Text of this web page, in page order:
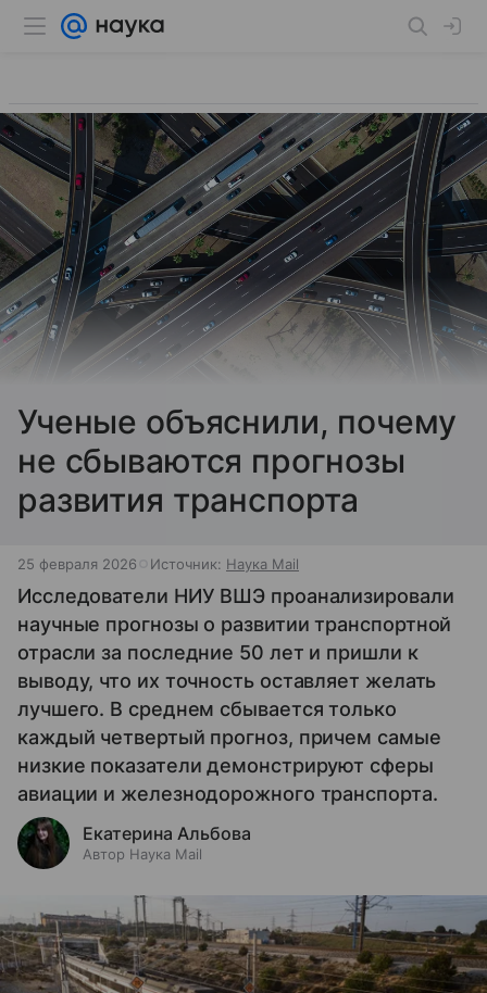
Ученые объяснили, почему
не сбываются прогнозы
развития транспорта
25 февраля 2026 Источник: Наука Mail
Исследователи НИУ ВШЭ проанализировали
научные прогнозы о развитии транспортной
отрасли за последние 50 лет и пришли к
выводу, что их точность оставляет желать
лучшего. В среднем сбывается только
каждый четвертый прогноз, причем самые
низкие показатели демонстрируют сферы
авиации и железнодорожного транспорта.
Екатерина Альбова
Автор Наука Mail